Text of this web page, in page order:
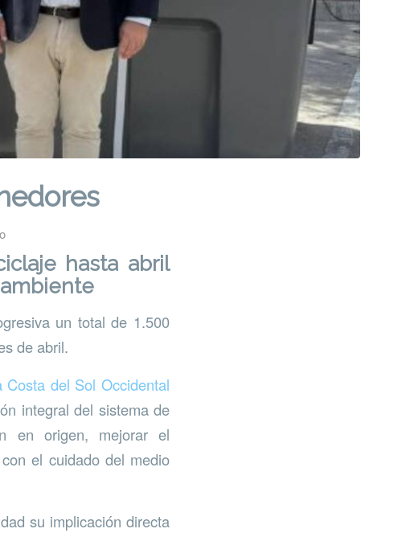
hasta abril
un total de 1.500
de abril.
del Sol Occidental
integral del sistema de
en origen, mejorar el
el cuidado del medio
su implicación directa